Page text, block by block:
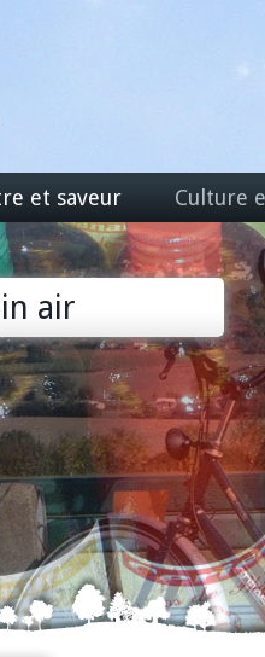
et saveur Culture
air